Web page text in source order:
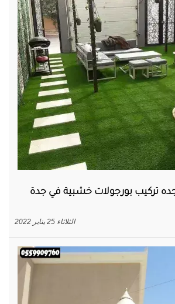
تركيب بورجولات خشبية في جدة
الثلاثاء 25 يناير 2022